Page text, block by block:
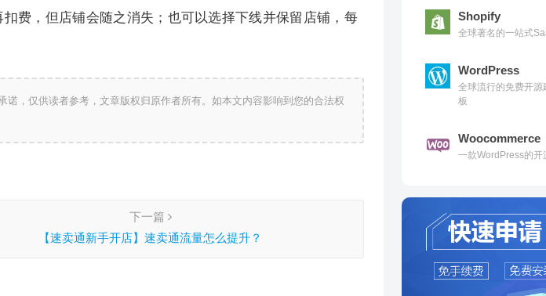
费，但店铺会随之消失；也可以选择下线并保留店铺，每
，仅供读者参考，文章版权归原作者所有。如本文内容影响到您的合法权
下一篇
【速卖通新手开店】速卖通流量怎么提升？
Shopify
全球著名的一站式
WordPress
全球流行的免费开
板
Woocommerce
一款WordPress的开